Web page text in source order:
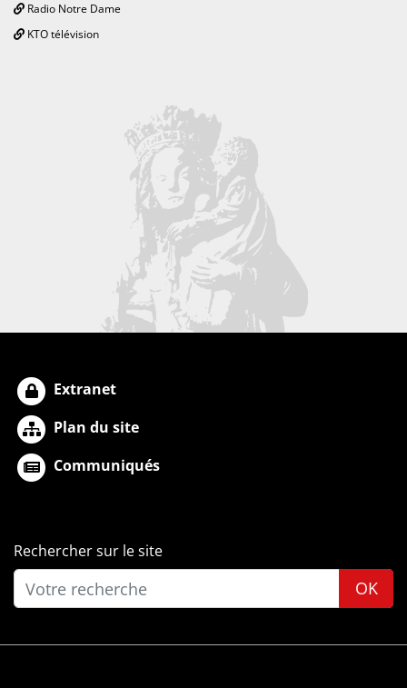
Radio Notre Dame
KTO télévision
Extranet
Plan du site
Communiqués
Rechercher sur le site
OK